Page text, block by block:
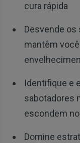
cura rápida
Desvende
mantêm
Identifique e
sabotadores
escondem
Domine